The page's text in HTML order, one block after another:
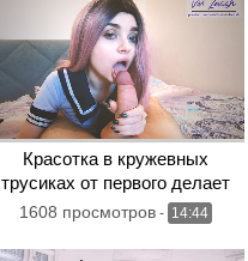
Красотка в кружевных
трусиках от первого делает
слюнявый заглот
1608 просмотров - 14:44